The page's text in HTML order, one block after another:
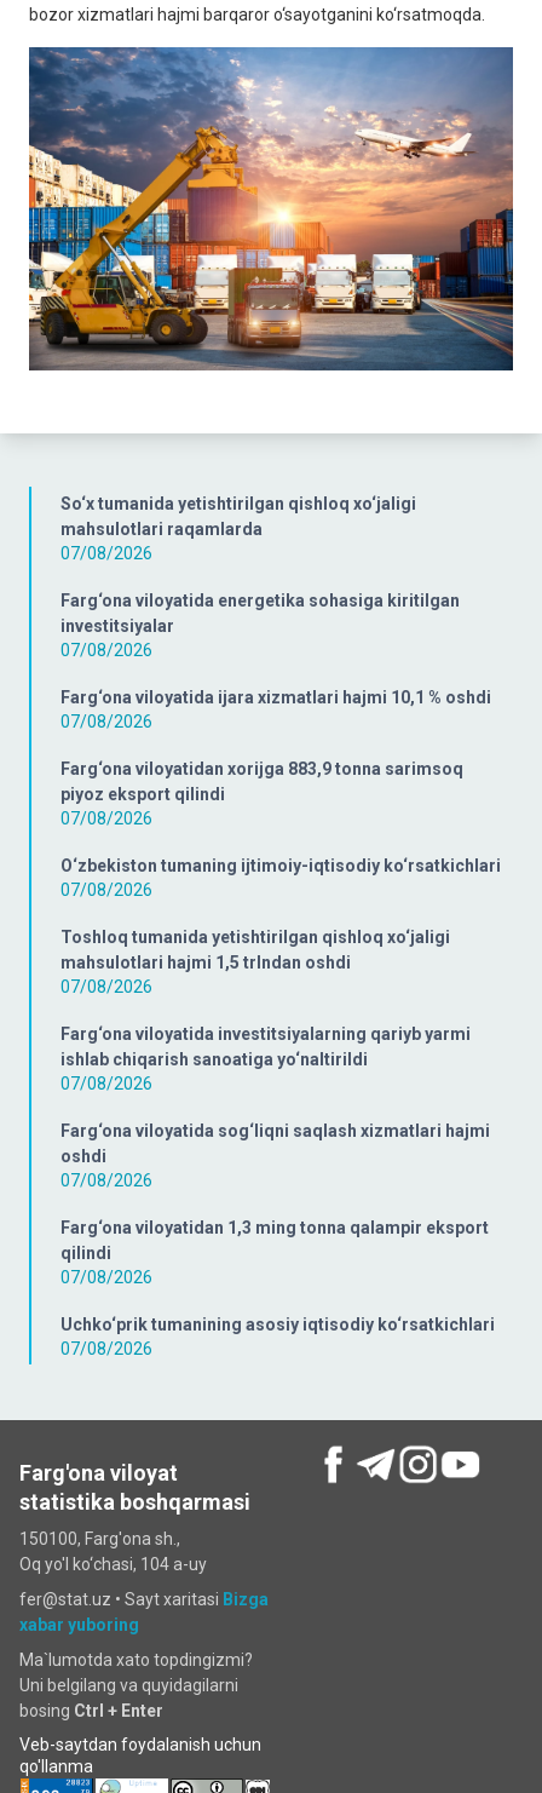
So‘x tumanida yetishtirilgan qishloq xo‘jaligi
mahsulotlari raqamlarda
07/08/2026
Farg‘ona viloyatida energetika sohasiga kiritilgan
investitsiyalar
07/08/2026
Farg‘ona viloyatida ijara xizmatlari hajmi 10,1 % oshdi
07/08/2026
Farg‘ona viloyatidan xorijga 883,9 tonna sarimsoq
piyoz eksport qilindi
07/08/2026
O‘zbekiston tumaning ijtimoiy-iqtisodiy ko‘rsatkichlari
07/08/2026
Toshloq tumanida yetishtirilgan qishloq xo‘jaligi
mahsulotlari hajmi 1,5 trlndan oshdi
07/08/2026
Farg‘ona viloyatida investitsiyalarning qariyb yarmi
ishlab chiqarish sanoatiga yo‘naltirildi
07/08/2026
Farg‘ona viloyatida sog‘liqni saqlash xizmatlari hajmi
oshdi
07/08/2026
Farg‘ona viloyatidan 1,3 ming tonna qalampir eksport
qilindi
07/08/2026
Uchko‘prik tumanining asosiy iqtisodiy ko‘rsatkichlari
07/08/2026
bozor xizmatlari hajmi barqaror o‘sayotganini ko‘rsatmoqda.
Farg'ona viloyat
statistika boshqarmasi
150100, Farg'ona sh.,
Oq yo'l ko‘chаsi, 104 a-uy
fer@stat.uz • Sayt xaritasi Bizga
xabar yuboring
Ma`lumotda xato topdingizmi?
Uni belgilang va quyidagilarni
bosing Ctrl + Enter
Veb-saytdan foydalanish uchun
qo'llanma